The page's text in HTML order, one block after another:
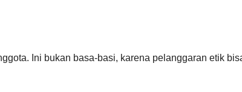
Ini bukan basa-basi, karena pelanggaran etik